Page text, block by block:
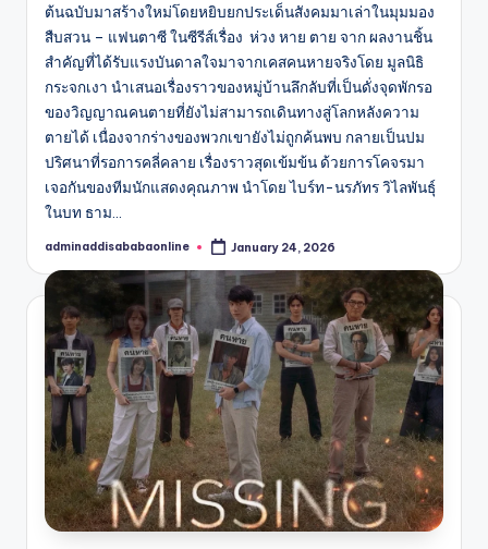
ต้นฉบับมาสร้างใหม่โดยหยิบยกประเด็นสังคมมาเล่าในมุมมอง
สืบสวน – แฟนตาซี ในซีรีส์เรื่อง ห่วง หาย ตาย จาก ผลงานชิ้น
สำคัญที่ได้รับแรงบันดาลใจมาจากเคสคนหายจริงโดย มูลนิธิ
กระจกเงา นำเสนอเรื่องราวของหมู่บ้านลึกลับที่เป็นดั่งจุดพักรอ
ของวิญญาณคนตายที่ยังไม่สามารถเดินทางสู่โลกหลังความ
ตายได้ เนื่องจากร่างของพวกเขายังไม่ถูกค้นพบ กลายเป็นปม
ปริศนาที่รอการคลี่คลาย เรื่องราวสุดเข้มข้น ด้วยการโคจรมา
เจอกันของทีมนักแสดงคุณภาพ นำโดย ไบร์ท-นรภัทร วิไลพันธุ์
ในบท ธาม…
Posted
adminaddisababaonline January 24, 2026